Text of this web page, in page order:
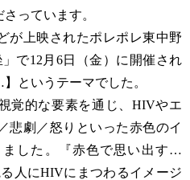
っています。
が上映されたポレポレ東中野
で12月6日（金）に開催され
というテーマでした。
覚的な要素を通じ、HIVやエ
悲劇／怒りといった赤色のイ
ました。『赤色で思い出す…
人にHIVにまつわるイメージ